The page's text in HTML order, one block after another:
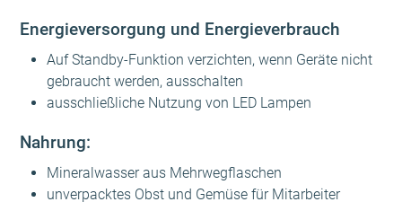
Energieversorgung und Energieverbrauch
Auf Standby-Funktion verzichten, wenn Geräte nicht
gebraucht werden, ausschalten
ausschließliche Nutzung von LED Lampen
Nahrung:
Mineralwasser aus Mehrwegflaschen
unverpacktes Obst und Gemüse für Mitarbeiter